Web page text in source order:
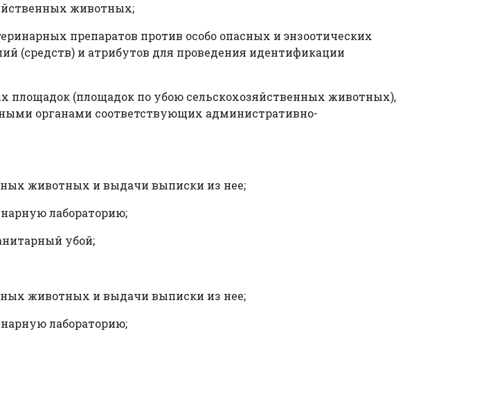
животных;
препаратов против особо опасных и энзоотических
(средств) и атрибутов для проведения идентификации
площадок (площадок по убою сельскохозяйственных животных),
органами соответствующих административно-
животных и выдачи выписки из нее;
лабораторию;
убой;
животных и выдачи выписки из нее;
лабораторию;